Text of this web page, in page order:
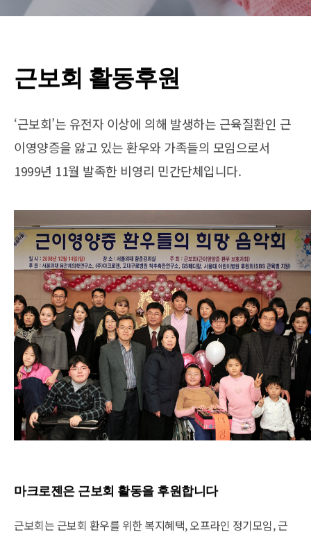
근보회 활동후원
‘근보회’는 유전자 이상에 의해 발생하는 근육질환인 근
이영양증을 앓고 있는 환우와 가족들의 모임으로서
1999년 11월 발족한 비영리 민간단체입니다.
마크로젠은 근보회 활동을 후원합니다
근보회는 근보회 환우를 위한 복지혜택, 오프라인 정기모임, 근